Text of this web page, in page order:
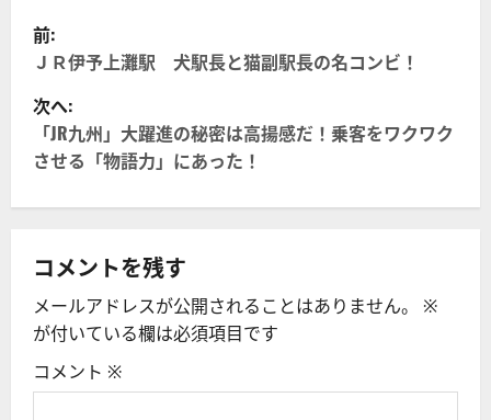
投
稿
ナ
ビ
ゲ
ー
シ
ョ
ン
前:
ＪＲ伊予上灘駅 犬駅長と猫副駅長の名コンビ！
次へ:
「JR九州」大躍進の秘密は高揚感だ！乗客をワクワク
させる「物語力」にあった！
コメントを残す
メールアドレスが公開されることはありません。
※
が付いている欄は必須項目です
コメント ※